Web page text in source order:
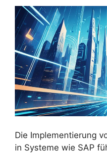
Die Implementierung
in Systeme wie SAP